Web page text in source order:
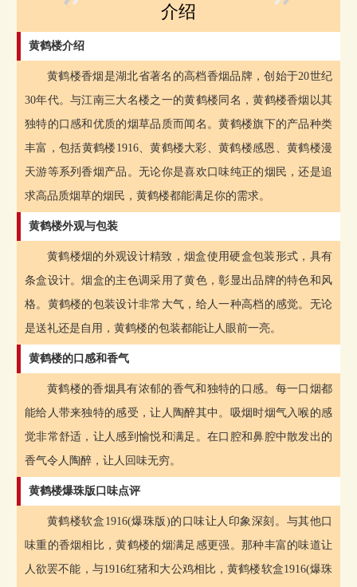
介绍
黄鹤楼介绍
黄鹤楼香烟是湖北省著名的高档香烟品牌，创始于20世纪
30年代。与江南三大名楼之一的黄鹤楼同名，黄鹤楼香烟以其
独特的口感和优质的烟草品质而闻名。黄鹤楼旗下的产品种类
丰富，包括黄鹤楼1916、黄鹤楼大彩、黄鹤楼感恩、黄鹤楼漫
天游等系列香烟产品。无论你是喜欢口味纯正的烟民，还是追
求高品质烟草的烟民，黄鹤楼都能满足你的需求。
黄鹤楼外观与包装
黄鹤楼烟的外观设计精致，烟盒使用硬盒包装形式，具有
条盒设计。烟盒的主色调采用了黄色，彰显出品牌的特色和风
格。黄鹤楼的包装设计非常大气，给人一种高档的感觉。无论
是送礼还是自用，黄鹤楼的包装都能让人眼前一亮。
黄鹤楼的口感和香气
黄鹤楼的香烟具有浓郁的香气和独特的口感。每一口烟都
能给人带来独特的感受，让人陶醉其中。吸烟时烟气入喉的感
觉非常舒适，让人感到愉悦和满足。在口腔和鼻腔中散发出的
香气令人陶醉，让人回味无穷。
黄鹤楼爆珠版口味点评
黄鹤楼软盒1916(爆珠版)的口味让人印象深刻。与其他口
味重的香烟相比，黄鹤楼的烟满足感更强。那种丰富的味道让
人欲罢不能，与1916红猪和大公鸡相比，黄鹤楼软盒1916(爆珠